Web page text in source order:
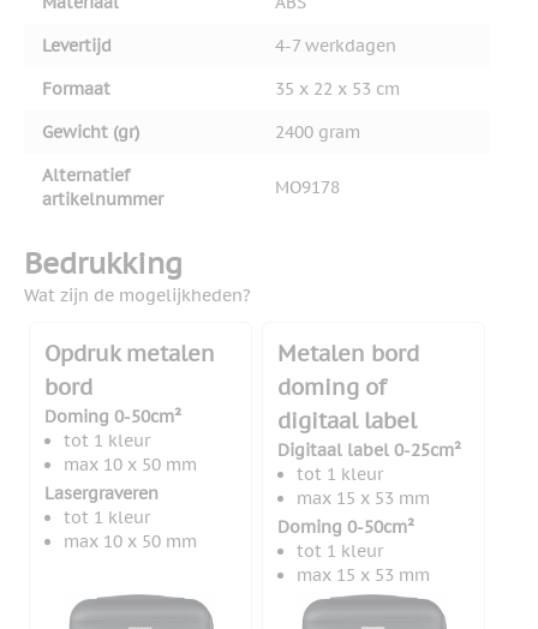
Levertijd
4-7 werkdagen
Formaat
35 x 22 x 53 cm
Gewicht (gr)
2400 gram
Alternatief
artikelnummer
MO9178
Bedrukking
Wat zijn de mogelijkheden?
Opdruk metalen
bord
Doming 0-50cm²
tot 1 kleur
max 10 x 50 mm
Lasergraveren
tot 1 kleur
max 10 x 50 mm
Metalen bord
doming of
digitaal label
Digitaal label 0-25cm²
tot 1 kleur
max 15 x 53 mm
Doming 0-50cm²
tot 1 kleur
max 15 x 53 mm